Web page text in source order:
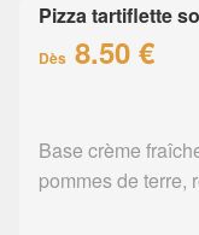
Pizza tartiflette
Dès 8.50 €
Base crème
pommes de terre,